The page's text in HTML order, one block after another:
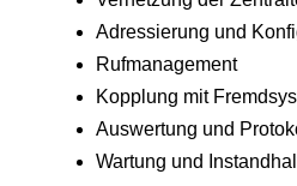
Adressierung und
Rufmanagement
Kopplung mit
Auswertung und
Wartung und